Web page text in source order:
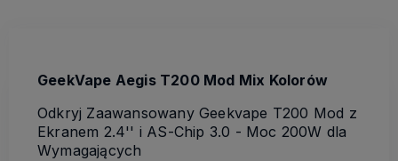
GeekVape Aegis T200 Mod Mix Kolorów
Odkryj Zaawansowany Geekvape T200 Mod z
Ekranem 2.4'' i AS-Chip 3.0 - Moc 200W dla
Wymagających